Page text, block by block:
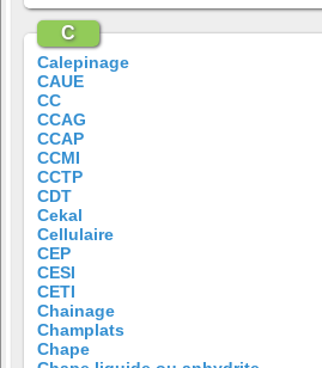
C
Calepinage
CAUE
CC
CCAG
CCAP
CCMI
CCTP
CDT
Cekal
Cellulaire
CEP
CESI
CETI
Chainage
Champlats
Chape